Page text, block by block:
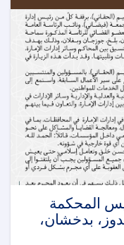
المحكمة
بدخشان،